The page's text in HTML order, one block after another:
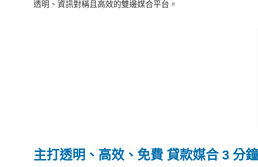
透明、資訊對稱且高效的雙邊媒合平台。
主打透明、高效、免費 貸款媒合 3 分